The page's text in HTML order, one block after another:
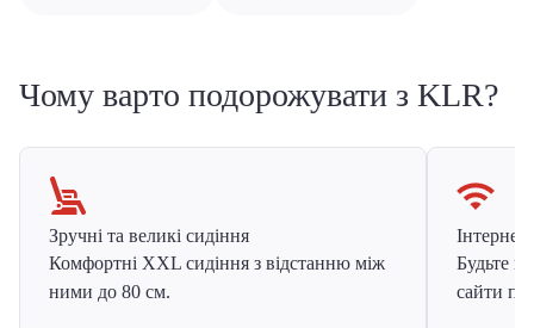
Чому варто подорожувати з KLR?
Зручні та великі сидіння
Комфортні XXL сидіння з відстанню між
ними до 80 см.
Інтернет
Будьте
сайти